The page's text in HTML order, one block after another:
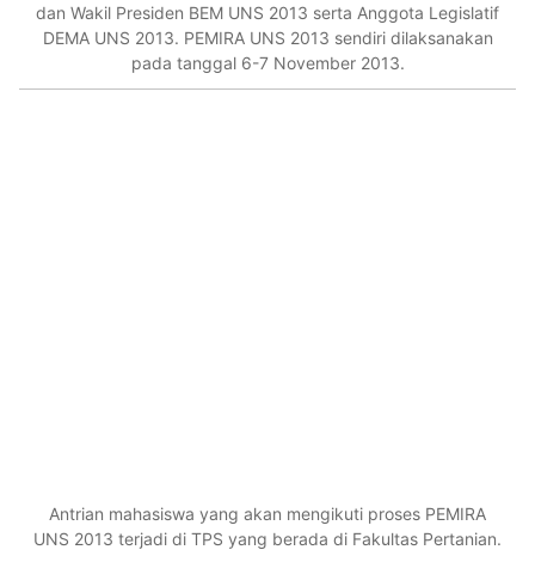
dan Wakil Presiden BEM UNS 2013 serta Anggota Legislatif
DEMA UNS 2013. PEMIRA UNS 2013 sendiri dilaksanakan
pada tanggal 6-7 November 2013.
Antrian mahasiswa yang akan mengikuti proses PEMIRA
UNS 2013 terjadi di TPS yang berada di Fakultas Pertanian.